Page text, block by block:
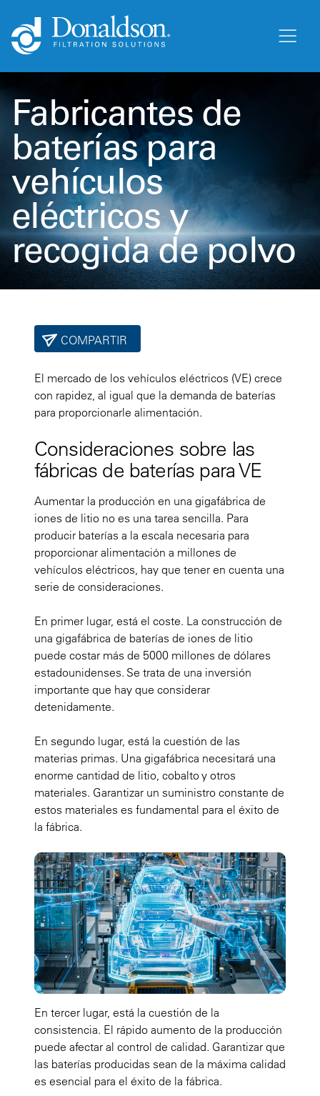
Fabricantes de
baterías para
vehículos
eléctricos y
recogida de polvo
COMPARTIR
El mercado de los vehículos eléctricos (VE) crece
con rapidez, al igual que la demanda de baterías
para proporcionarle alimentación.
Consideraciones sobre las
fábricas de baterías para VE
Aumentar la producción en una gigafábrica de
iones de litio no es una tarea sencilla. Para
producir baterías a la escala necesaria para
proporcionar alimentación a millones de
vehículos eléctricos, hay que tener en cuenta una
serie de consideraciones.
En primer lugar, está el coste. La construcción de
una gigafábrica de baterías de iones de litio
puede costar más de 5000 millones de dólares
estadounidenses. Se trata de una inversión
importante que hay que considerar
detenidamente.
En segundo lugar, está la cuestión de las
materias primas. Una gigafábrica necesitará una
enorme cantidad de litio, cobalto y otros
materiales. Garantizar un suministro constante de
estos materiales es fundamental para el éxito de
la fábrica.
En tercer lugar, está la cuestión de la
consistencia. El rápido aumento de la producción
puede afectar al control de calidad. Garantizar que
las baterías producidas sean de la máxima calidad
es esencial para el éxito de la fábrica.